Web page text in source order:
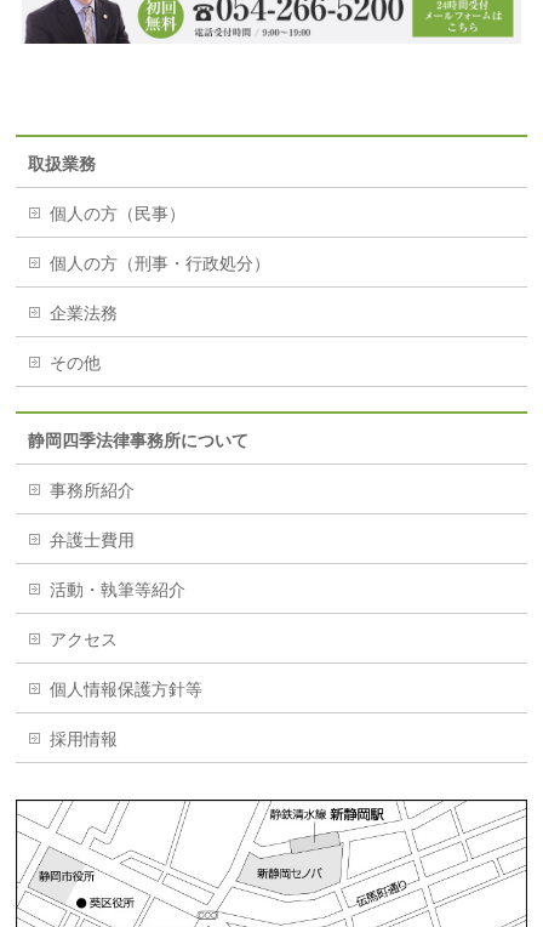
取扱業務
個人の方（民事）
個人の方（刑事・行政処分）
企業法務
その他
静岡四季法律事務所について
事務所紹介
弁護士費用
活動・執筆等紹介
アクセス
個人情報保護方針等
採用情報